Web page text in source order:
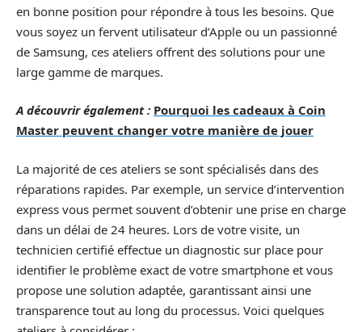
en bonne position pour répondre à tous les besoins. Que
vous soyez un fervent utilisateur d’Apple ou un passionné
de Samsung, ces ateliers offrent des solutions pour une
large gamme de marques.
A découvrir également : Pourquoi les cadeaux à Coin
Master peuvent changer votre manière de jouer
La majorité de ces ateliers se sont spécialisés dans des
réparations rapides. Par exemple, un service d’intervention
express vous permet souvent d’obtenir une prise en charge
dans un délai de 24 heures. Lors de votre visite, un
technicien certifié effectue un diagnostic sur place pour
identifier le problème exact de votre smartphone et vous
propose une solution adaptée, garantissant ainsi une
transparence tout au long du processus. Voici quelques